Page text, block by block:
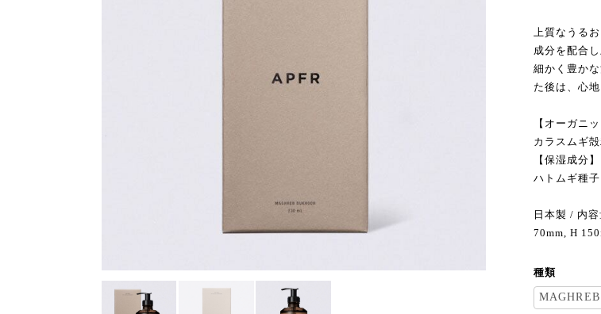
上質なうる
成分を配合
細かく豊か
た後は、心
【オーガニ
カラスムギ
【保湿成分】
ハトムギ種
日本製 / 内
70mm, H
種類